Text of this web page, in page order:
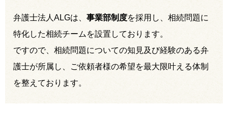
弁護士法人ALGは、 事業部制度を採用し、相続問題に
特化した相続チームを設置しております。
ですので、相続問題についての知見及び経験のある弁
護士が所属し、ご依頼者様の希望を最大限叶える体制
を整えております。